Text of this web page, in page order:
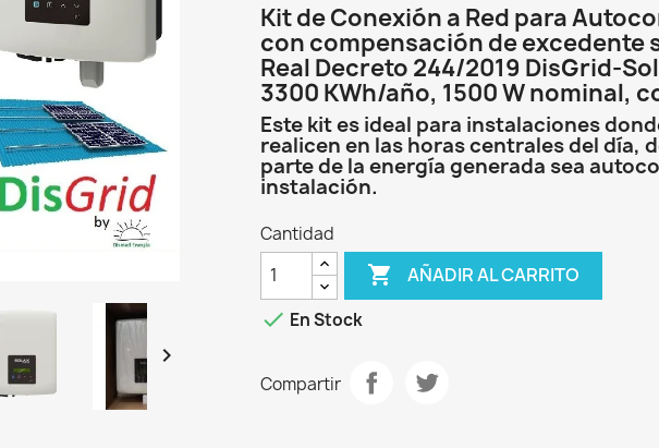

Kit de Conexión a Red para
con compensación de excedente
Real Decreto 244/2019 DisGrid-
3300 KWh/año, 1500 W nominal,
Este kit es ideal para instalaciones
realicen en las horas centrales del día,
parte de la energía generada sea
instalación.
Cantidad
 AÑADIR AL CARRITO
 En Stock
Compartir